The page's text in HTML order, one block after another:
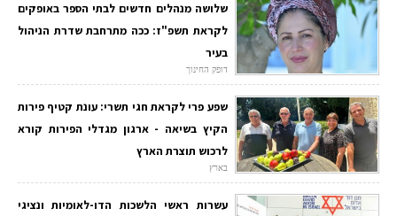
שלושה מנהלים חדשים לבתי הספר באופקים
לקראת תשפ"ז: ככה מתרחבת שדרת הניהול
בעיר
דופק החינוך
שפע פרי לקראת חגי תשרי: עונת קטיף פירות
הקיץ בשיאה - ארגון מגדלי הפירות קורא
לרכוש תוצרת הארץ
בארץ
עשרות ראשי הלשכות הדו-לאומיות ונציגי